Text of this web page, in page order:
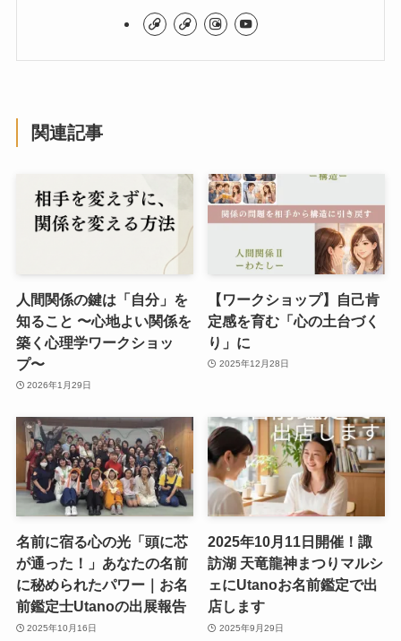
関連記事
人間関係の鍵は「自分」を
知ること 〜心地よい関係を
築く心理学ワークショッ
プ〜
2026年1月29日
【ワークショップ】自己肯
定感を育む「心の土台づく
り」に
2025年12月28日
名前に宿る心の光「頭に芯
が通った！」あなたの名前
に秘められたパワー｜お名
前鑑定士Utanoの出展報告
2025年10月16日
2025年10月11日開催！諏
訪湖 天竜龍神まつりマルシ
ェにUtanoお名前鑑定で出
店します
2025年9月29日